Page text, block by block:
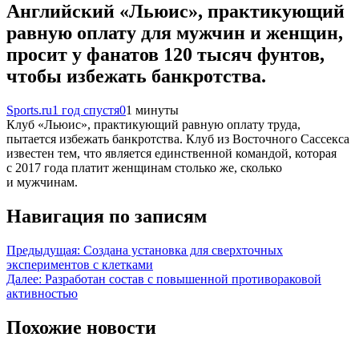
Английский «Льюис», практикующий
равную оплату для мужчин и женщин,
просит у фанатов 120 тысяч фунтов,
чтобы избежать банкротства.
Sports.ru1 год спустя01 минуты
Клуб «Льюис», практикующий равную оплату труда,
пытается избежать банкротства. Клуб из Восточного Сассекса
известен тем, что является единственной командой, которая
с 2017 года платит женщинам столько же, сколько
и мужчинам.
Навигация по записям
Предыдущая: Создана установка для сверхточных
экспериментов с клетками
Далее: Разработан состав с повышенной противораковой
активностью
Похожие новости